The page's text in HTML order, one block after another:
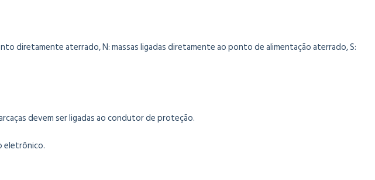
diretamente aterrado, N: massas ligadas diretamente ao ponto de alimentação aterrado, S:
devem ser ligadas ao condutor de proteção.
eletrônico.